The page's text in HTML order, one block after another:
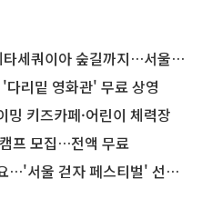
아 숲길까지…서울둘레길 15코스
리밑 영화관' 무료 상영
키즈카페·어린이 체력장
프 모집…전액 무료
걷자 페스티벌' 선착순 5천명